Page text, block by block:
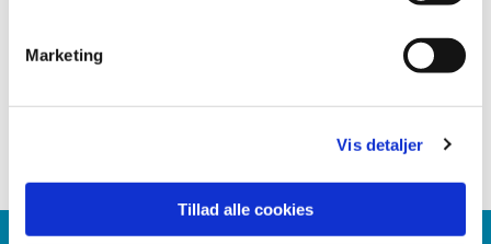
Marketing
Vis detaljer
Tillad alle cookies